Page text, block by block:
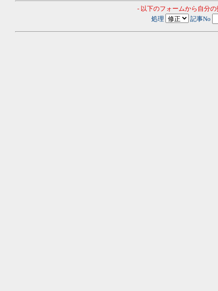
- 以下のフォームから自分
処理
記事No